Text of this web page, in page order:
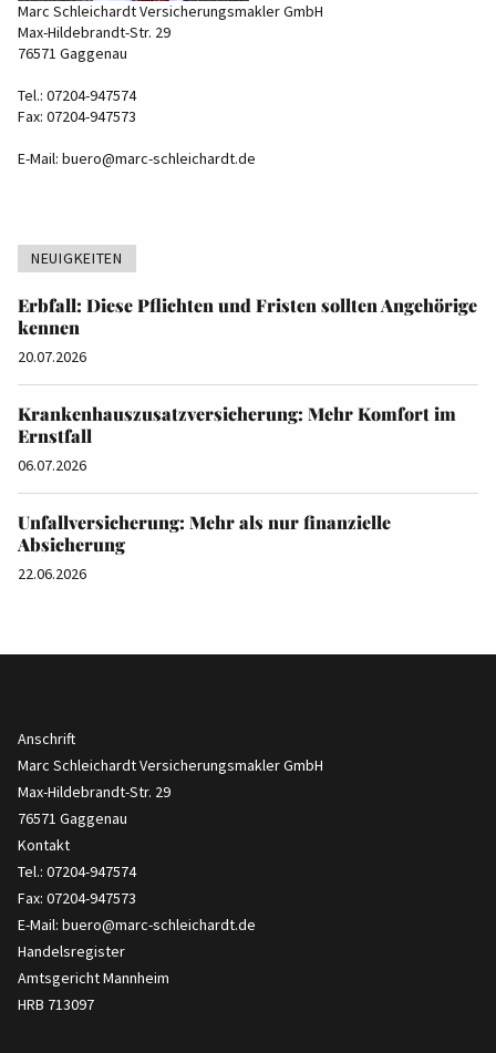
Marc Schleichardt Versicherungsmakler GmbH
Max-Hildebrandt-Str. 29
76571 Gaggenau
Tel.: 07204-947574
Fax: 07204-947573
E-Mail: buero@marc-schleichardt.de
NEUIGKEITEN
Erbfall: Diese Pflichten und Fristen sollten Angehörige
kennen
20.07.2026
Krankenhauszusatzversicherung: Mehr Komfort im
Ernstfall
06.07.2026
Unfallversicherung: Mehr als nur finanzielle
Absicherung
22.06.2026
Anschrift
Marc Schleichardt Versicherungsmakler GmbH
Max-Hildebrandt-Str. 29
76571 Gaggenau
Kontakt
Tel.: 07204-947574
Fax: 07204-947573
E-Mail: buero@marc-schleichardt.de
Handelsregister
Amtsgericht Mannheim
HRB 713097